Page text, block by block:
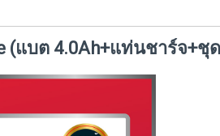
(แบต 4.0Ah+แท่นชาร์จ+